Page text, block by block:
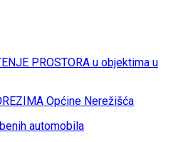
PROSTORA u objektima u
Općine Nerežišća
automobila